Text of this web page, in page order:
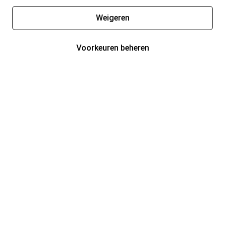
Weigeren
Voorkeuren beheren